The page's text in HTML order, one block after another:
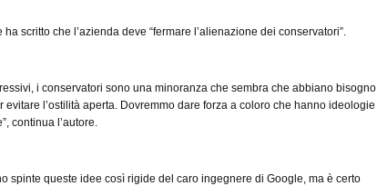
ha scritto che l’azienda deve “fermare l’alienazione dei conservatori”.
i conservatori sono una minoranza che sembra che abbiano bisogno
evitare l’ostilità aperta. Dovremmo dare forza a coloro che hanno ideologie
continua l’autore.
spinte queste idee così rigide del caro ingegnere di Google, ma è certo